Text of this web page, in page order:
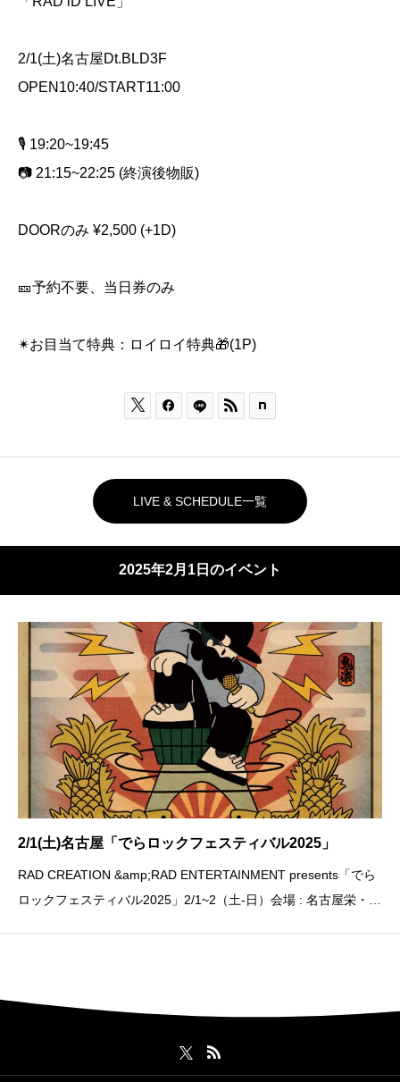
2/1(土)名古屋Dt.BLD3F
OPEN10:40/START11:00
🎙️ 19:20~19:45
📷 21:15~22:25 (終演後物販)
DOORのみ ¥2,500 (+1D)
🎫予約不要、当日券のみ
✴︎お目当て特典：ロイロイ特典🎁(1P)
  
LIVE & SCHEDULE一覧
2025年2月1日のイベント
2/1(土)名古屋「でらロックフェスティバル2025」
RAD CREATION &amp;RAD ENTERTAINMENT presents「でら
ロックフェスティバル2025」2/1~2（土-日）会場 : 名古屋栄・新